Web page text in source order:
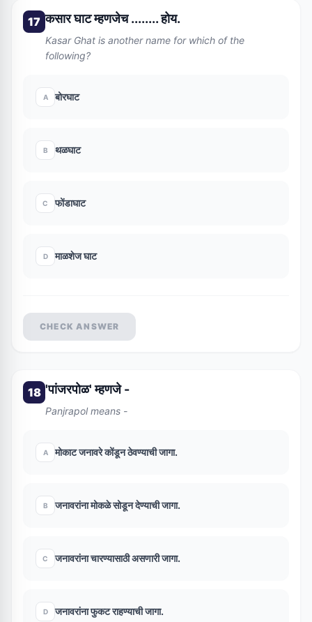
17 कसार घाट म्हणजेच ........ होय.
Kasar Ghat is another name for which of the
following?
A बोरघाट
B थळघाट
C फोंडाघाट
D माळशेज घाट
CHECK ANSWER
18 'पांजरपोळ' म्हणजे -
Panjrapol means -
A मोकाट जनावरे कोंडून ठेवण्याची जागा.
B जनावरांना मोकळे सोडून देण्याची जागा.
C जनावरांना चारण्यासाठी असणारी जागा.
D जनावरांना फुकट राहण्याची जागा.